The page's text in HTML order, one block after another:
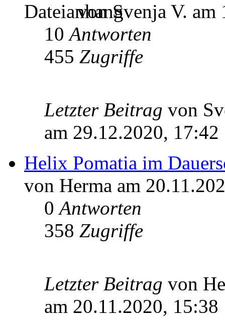
von Svenja V. am
10Antworten
455 Zugriffe
Letzter Beitrag von
am 29.12.2020, 17:42
Helix Pomatia im
von Herma am
0Antworten
358 Zugriffe
Letzter Beitrag von
am 20.11.2020, 15:38